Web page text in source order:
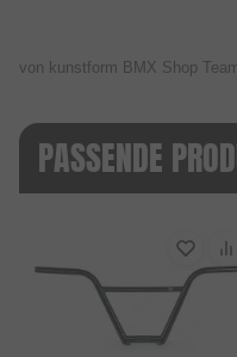
von kunstform BMX Shop
PASSENDE